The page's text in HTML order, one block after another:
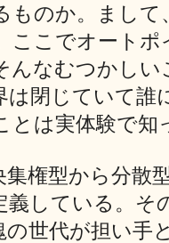
ものか。まして
ここでオートポ
んなむつかしい
は閉じていて誰
とは実体験で知
集権型から分散
義している。そ
の世代が担い手